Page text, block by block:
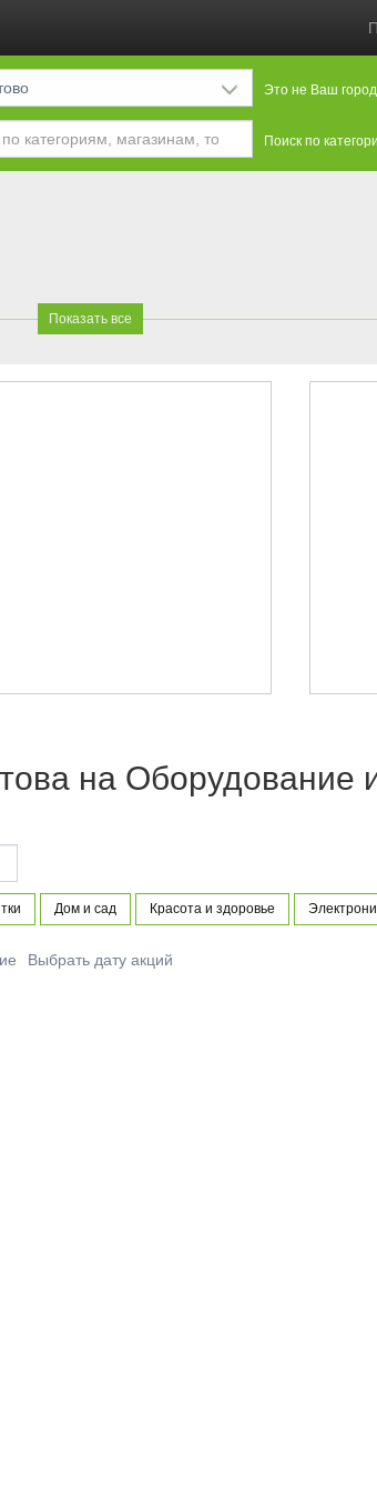
Это не Ваш
Поиск по
Показать все
на Оборудование
Дом и сад Красота и здоровье
Выбрать дату акций